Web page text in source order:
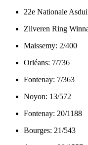
22e Nationale
Zilveren Ring
Maissemy: 2/400
Orléans: 7/736
Fontenay: 7/363
Noyon: 13/572
Fontenay: 20/1188
Bourges: 21/543